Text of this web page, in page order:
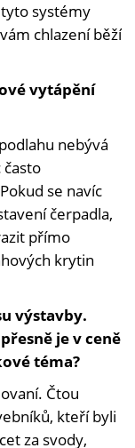
systémy
chlazení běží
vytápění
nebývá
se navíc
čerpadla,
přímo
krytin
výstavby.
je v ceně
téma?
Čtou
kteří byli
za svody,